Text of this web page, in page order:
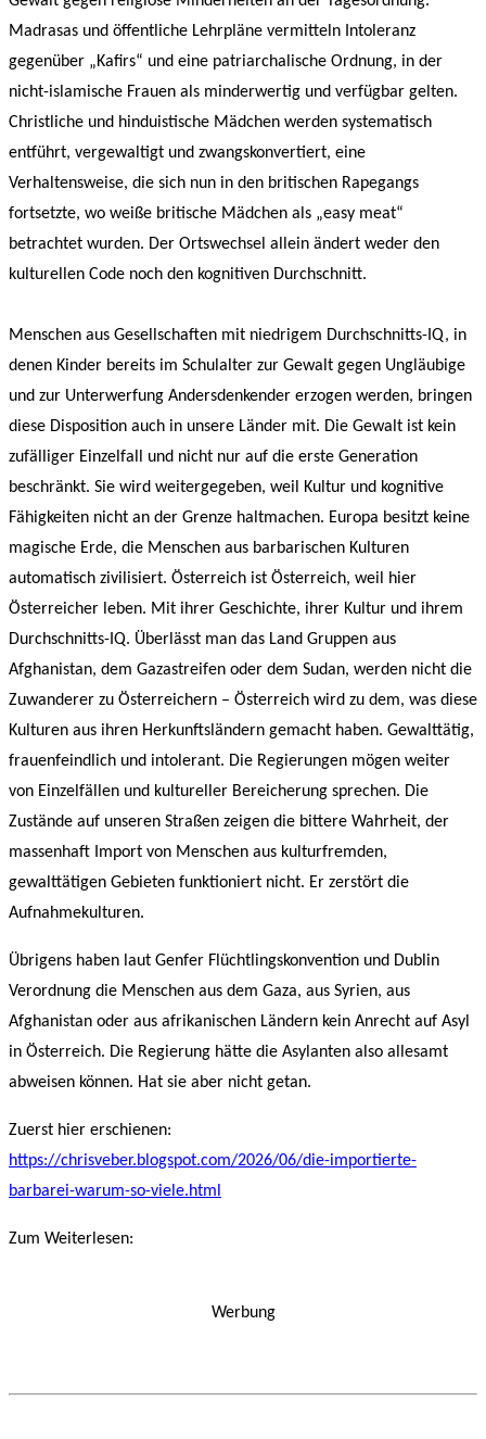
Madrasas und öffentliche Lehrpläne vermitteln Intoleranz
gegenüber „Kafirs“ und eine patriarchalische Ordnung, in der
nicht-islamische Frauen als minderwertig und verfügbar gelten.
Christliche und hinduistische Mädchen werden systematisch
entführt, vergewaltigt und zwangskonvertiert, eine
Verhaltensweise, die sich nun in den britischen Rapegangs
fortsetzte, wo weiße britische Mädchen als „easy meat“
betrachtet wurden. Der Ortswechsel allein ändert weder den
kulturellen Code noch den kognitiven Durchschnitt.
Menschen aus Gesellschaften mit niedrigem Durchschnitts-IQ, in
denen Kinder bereits im Schulalter zur Gewalt gegen Ungläubige
und zur Unterwerfung Andersdenkender erzogen werden, bringen
diese Disposition auch in unsere Länder mit. Die Gewalt ist kein
zufälliger Einzelfall und nicht nur auf die erste Generation
beschränkt. Sie wird weitergegeben, weil Kultur und kognitive
Fähigkeiten nicht an der Grenze haltmachen. Europa besitzt keine
magische Erde, die Menschen aus barbarischen Kulturen
automatisch zivilisiert. Österreich ist Österreich, weil hier
Österreicher leben. Mit ihrer Geschichte, ihrer Kultur und ihrem
Durchschnitts-IQ. Überlässt man das Land Gruppen aus
Afghanistan, dem Gazastreifen oder dem Sudan, werden nicht die
Zuwanderer zu Österreichern – Österreich wird zu dem, was diese
Kulturen aus ihren Herkunftsländern gemacht haben. Gewalttätig,
frauenfeindlich und intolerant. Die Regierungen mögen weiter
von Einzelfällen und kultureller Bereicherung sprechen. Die
Zustände auf unseren Straßen zeigen die bittere Wahrheit, der
massenhaft Import von Menschen aus kulturfremden,
gewalttätigen Gebieten funktioniert nicht. Er zerstört die
Aufnahmekulturen.
Übrigens haben laut Genfer Flüchtlingskonvention und Dublin
Verordnung die Menschen aus dem Gaza, aus Syrien, aus
Afghanistan oder aus afrikanischen Ländern kein Anrecht auf Asyl
in Österreich. Die Regierung hätte die Asylanten also allesamt
abweisen können. Hat sie aber nicht getan.
Zuerst hier erschienen:
https://chrisveber.blogspot.com/2026/06/die-importierte-
barbarei-warum-so-viele.html
Zum Weiterlesen:
Werbung